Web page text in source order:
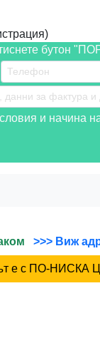
бутон
и начина
>>> Виж
е с ПО-НИСКА